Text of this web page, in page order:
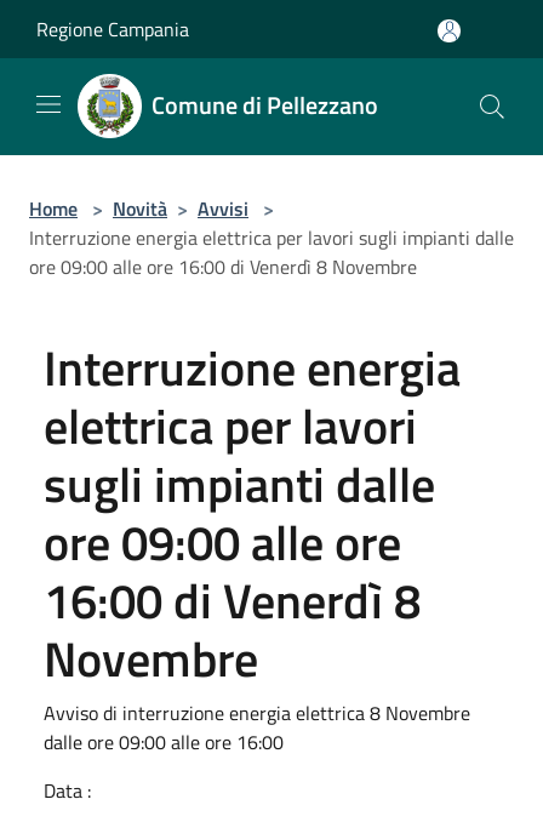
Regione Campania
Comune di Pellezzano
Home > Novità > Avvisi >
Interruzione energia elettrica per lavori sugli impianti dalle
ore 09:00 alle ore 16:00 di Venerdì 8 Novembre
Interruzione energia
elettrica per lavori
sugli impianti dalle
ore 09:00 alle ore
16:00 di Venerdì 8
Novembre
Avviso di interruzione energia elettrica 8 Novembre
dalle ore 09:00 alle ore 16:00
Data :